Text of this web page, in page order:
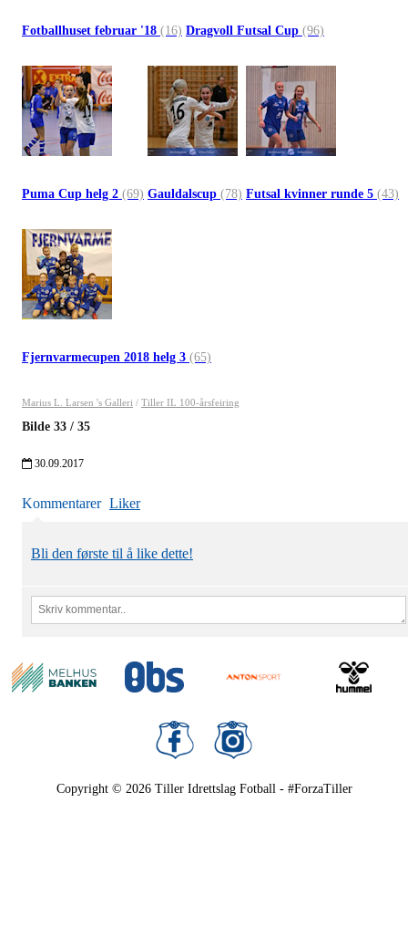
Fotballhuset februar '18 (16) Dragvoll Futsal Cup (96)
Puma Cup helg 2 (69) Gauldalscup (78) Futsal kvinner runde 5 (43)
Fjernvarmecupen 2018 helg 3 (65)
Marius L. Larsen 's Galleri / Tiller IL 100-årsfeiring
Bilde 33 / 35
30.09.2017
Kommentarer Liker
Bli den første til å like dette!
Copyright © 2026 Tiller Idrettslag Fotball - #ForzaTiller